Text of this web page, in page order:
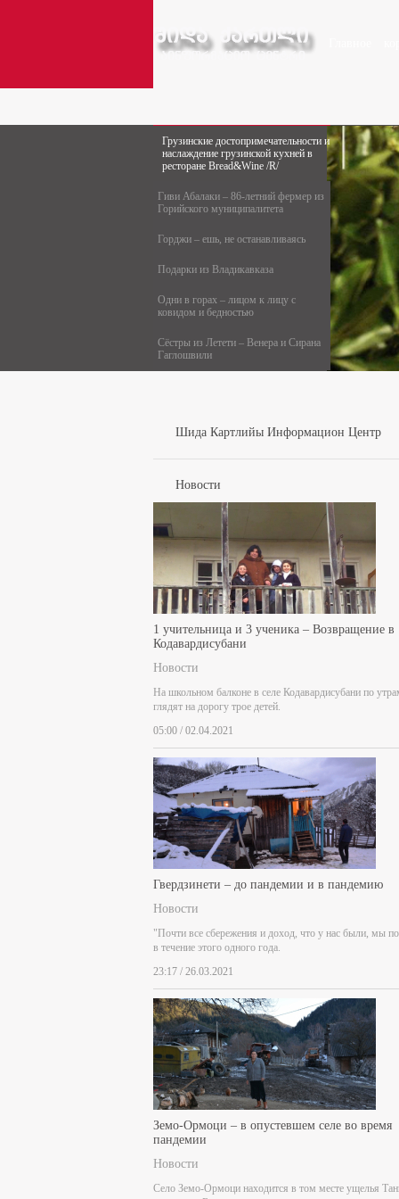
Грузинские достопримечательности и
наслаждение грузинской кухней в
ресторане Bread&Wine /R/
Гиви Абалаки – 86-летний фермер из
Горийского муниципалитета
Горджи – ешь, не останавливаясь
Подарки из Владикавказа
Одни в горах – лицом к лицу с
ковидом и бедностью
Сёстры из Летети – Венера и Сирана
Гаглошвили
Шида Картлийы Информацион Центр
Новости
1 учительница и 3 ученика – Возвращение в
Кодавардисубани
Новости
На школьном балконе в селе Кодавардисубани по
глядят на дорогу трое детей.
05:00 / 02.04.2021
Гвердзинети – до пандемии и в пандемию
Новости
"Почти все сбережения и доход, что у нас были, мы
в течение этого одного года.
23:17 / 26.03.2021
Земо-Ормоци – в опустевшем селе во время
пандемии
Новости
Село Земо-Ормоци находится в том месте ущелья